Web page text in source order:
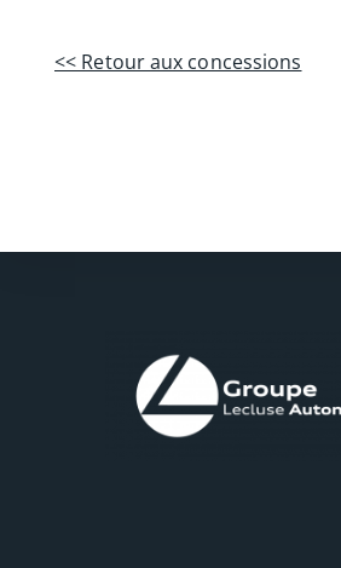
<< Retour aux concessions